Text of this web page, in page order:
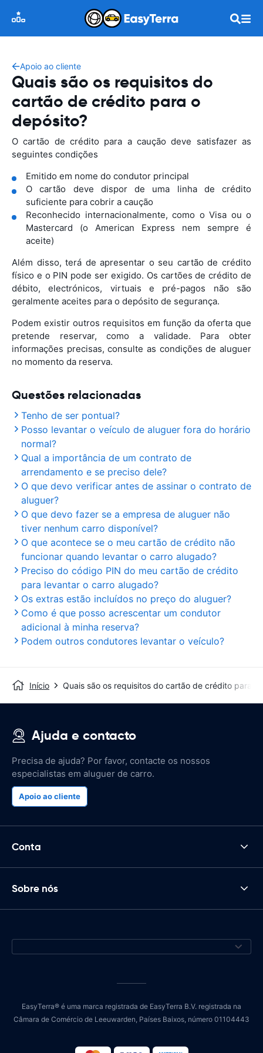
Apoio ao cliente
Quais são os requisitos do
cartão de crédito para o
depósito?
O cartão de crédito para a caução deve satisfazer as
seguintes condições
Emitido em nome do condutor principal
O cartão deve dispor de uma linha de crédito
suficiente para cobrir a caução
Reconhecido internacionalmente, como o Visa ou o
Mastercard (o American Express nem sempre é
aceite)
Além disso, terá de apresentar o seu cartão de crédito
físico e o PIN pode ser exigido. Os cartões de crédito de
débito, electrónicos, virtuais e pré-pagos não são
geralmente aceites para o depósito de segurança.
Podem existir outros requisitos em função da oferta que
pretende reservar, como a validade. Para obter
informações precisas, consulte as condições de aluguer
no momento da reserva.
Questões relacionadas
Tenho de ser pontual?
Posso levantar o veículo de aluguer fora do horário
normal?
Qual a importância de um contrato de
arrendamento e se preciso dele?
O que devo verificar antes de assinar o contrato de
aluguer?
O que devo fazer se a empresa de aluguer não
tiver nenhum carro disponível?
O que acontece se o meu cartão de crédito não
funcionar quando levantar o carro alugado?
Preciso do código PIN do meu cartão de crédito
para levantar o carro alugado?
Os extras estão incluídos no preço do aluguer?
Como é que posso acrescentar um condutor
adicional à minha reserva?
Podem outros condutores levantar o veículo?
Início Quais são os requisitos do cartão de crédito para o
Ajuda e contacto
Precisa de ajuda? Por favor, contacte os nossos
especialistas em aluguer de carro.
Apoio ao cliente
Conta
Sobre nós
EasyTerra® é uma marca registrada de EasyTerra B.V. registrada na
Câmara de Comércio de Leeuwarden, Países Baixos, número 01104443